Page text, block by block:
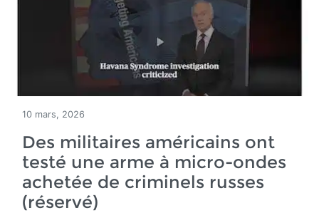
10 mars, 2026
Des militaires américains ont
testé une arme à micro-ondes
achetée de criminels russes
(réservé)